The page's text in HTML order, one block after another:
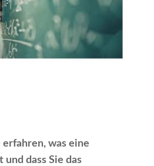
erfahren, was eine
dass Sie das